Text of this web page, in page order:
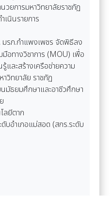
วยการมหาวิทยาลัยราชภัฏ
เนินรายการ
มรภ.กำแพงเพชร จัดพิธีลง
อทางวิชาการ (MOU) เพื่อ
และสร้างเครือข่ายความ
าวิทยาลัย ราชภัฏ
มัธยมศึกษาและอาชีวศึกษา
ลยีตาก
บอำเภอแม่สอด (สกร.ระดับ